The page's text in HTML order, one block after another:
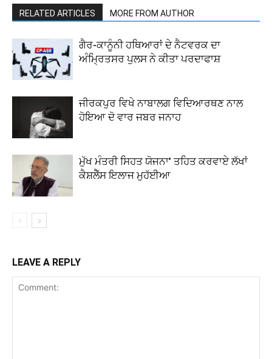
RELATED ARTICLES MORE FROM AUTHOR
ਗੈਰ-ਕਾਨੂੰਨੀ ਹਥਿਆਰਾਂ ਦੇ ਨੈਟਵਰਕ ਦਾ
ਅੰਮ੍ਰਿਤਸਰ ਪੁਲਸ ਨੇ ਕੀਤਾ ਪਰਦਾਫਾਸ਼
ਜੀਰਕਪੁਰ ਵਿਖੇ ਨਾਬਾਲਗ ਵਿਦਿਆਰਥਣ ਨਾਲ
ਹੋਇਆ ਦੋ ਵਾਰ ਜਬਰ ਜਨਾਹ
ਮੁੱਖ ਮੰਤਰੀ ਸਿਹਤ ਯੋਜਨਾ’ ਤਹਿਤ ਕਰਵਾਏ ਲੱਖਾਂ
ਕੈਸ਼ਲੈੱਸ ਇਲਾਜ ਮੁਹੱਈਆ
LEAVE A REPLY